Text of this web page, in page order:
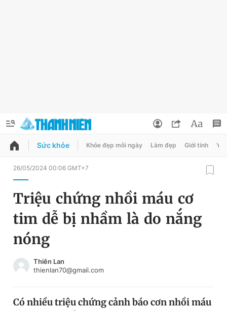
QUẢNG CÁO ĐẶT BÁO
Chuyên mục
Chuyên mục khác
Chào ngày mới
Đổi mật khẩu
Tin đã lưu
Tin đã xem
Sức khỏe Khỏe đẹp mỗi ngày Làm đẹp Giới tính Y
26/05/2024 00:06 GMT+7
Triệu chứng nhồi máu cơ
tim dễ bị nhầm là do nắng
nóng
Thiên Lan
thienlan70@gmail.com
Có nhiều triệu chứng cảnh báo cơn nhồi máu